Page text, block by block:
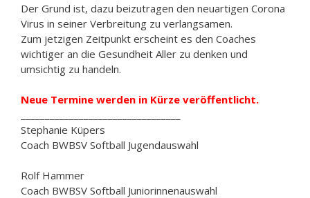
Der Grund ist, dazu beizutragen den neuartigen Corona
Virus in seiner Verbreitung zu verlangsamen.
Zum jetzigen Zeitpunkt erscheint es den Coaches
wichtiger an die Gesundheit Aller zu denken und
umsichtig zu handeln.
Neue Termine werden in Kürze veröffentlicht.
Stephanie Küpers
Coach BWBSV Softball Jugendauswahl
Rolf Hammer
Coach BWBSV Softball Juniorinnenauswahl